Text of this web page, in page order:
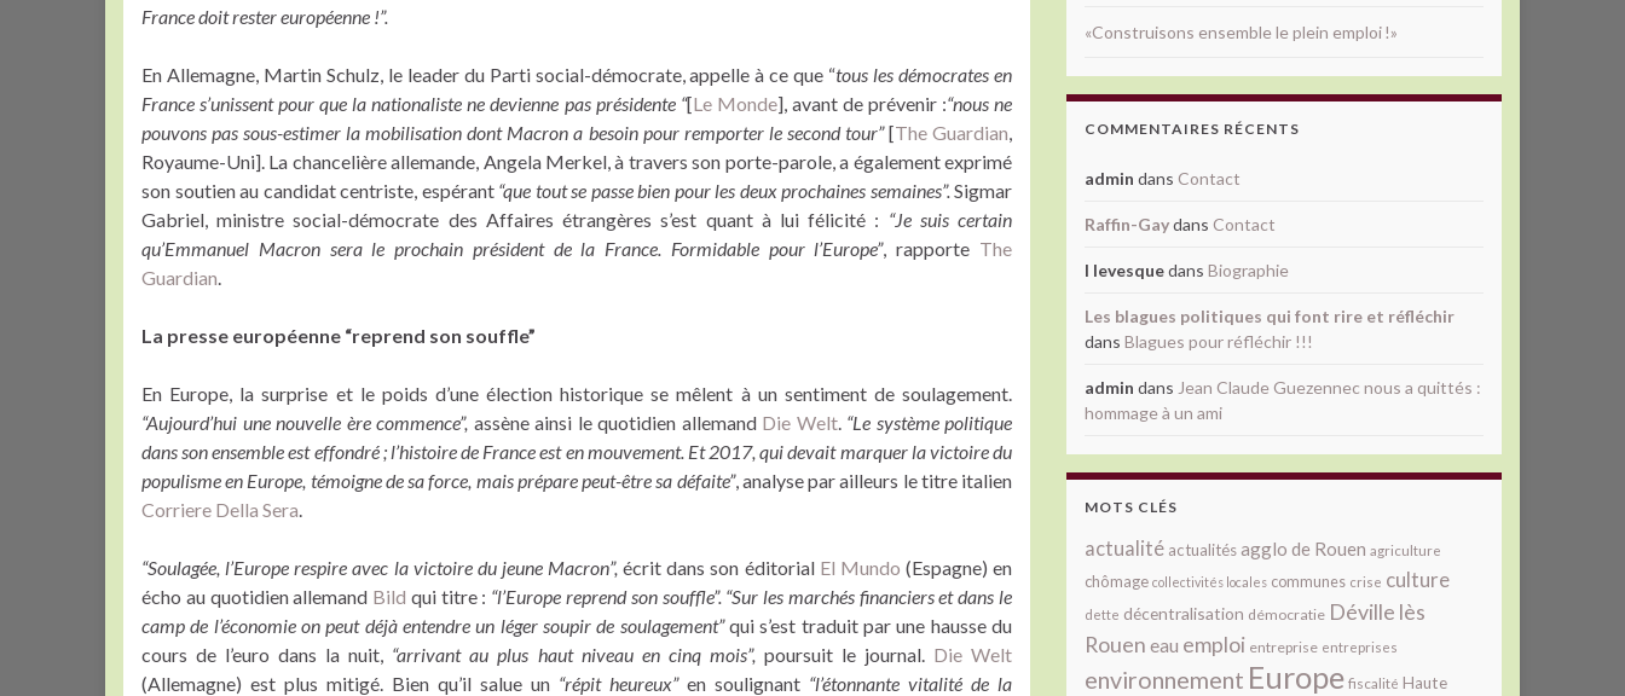
France doit rester européenne !”.
En Allemagne, Martin Schulz, le leader du Parti social-démocrate, appelle à ce que “tous les démocrates en
France s’unissent pour que la nationaliste ne devienne pas présidente “[Le Monde], avant de prévenir :“nous ne
pouvons pas sous-estimer la mobilisation dont Macron a besoin pour remporter le second tour”[The Guardian,
Royaume-Uni]. La chancelière allemande, Angela Merkel, à travers son porte-parole, a également exprimé
son soutien au candidat centriste, espérant “que tout se passe bien pour les deux prochaines semaines”.Sigmar
Gabriel, ministre social-démocrate des Affaires étrangères s’est quant à lui félicité : “Je suis certain
qu’Emmanuel Macron sera le prochain président de la France. Formidable pour l’Europe”, rapporte The
Guardian.
La presse européenne “reprend son souffle”
En Europe, la surprise et le poids d’une élection historique se mêlent à un sentiment de soulagement.
“Aujourd’hui une nouvelle ère commence”, assène ainsi le quotidien allemand Die Welt. “Le système politique
dans son ensemble est effondré ; l’histoire de France est en mouvement. Et 2017, qui devait marquer la victoire du
populisme en Europe, témoigne de sa force, mais prépare peut-être sa défaite”, analyse par ailleurs le titre italien
Corriere Della Sera.
“Soulagée, l’Europe respire avec la victoire du jeune Macron”, écrit dans son éditorial El Mundo (Espagne) en
écho au quotidien allemand Bild qui titre : “l’Europe reprend son souffle”. “Sur les marchés financiers et dans le
camp de l’économie on peut déjà entendre un léger soupir de soulagement”qui s’est traduit par une hausse du
cours de l’euro dans la nuit, “arrivant au plus haut niveau en cinq mois”, poursuit le journal. Die Welt
(Allemagne) est plus mitigé. Bien qu’il salue un “répit heureux” en soulignant “l’étonnante vitalité de la
«Construisons ensemble le plein emploi !»
COMMENTAIRES RÉCENTS
admin dans Contact
Raffin-Gaydans Contact
l levesquedans Biographie
Les blagues politiques qui font rire et réfléchir
dans Blagues pour réfléchir !!!
admin dans Jean Claude Guezennec nous a quittés :
hommage à un ami
MOTS CLÉS
actualité actualitésagglo de Rouen agriculture
chômage collectivités locales communes crise culture
dette décentralisation démocratie Déville lès
Rouen eau emploi entreprise entreprises
environnement Europe fiscalité Haute